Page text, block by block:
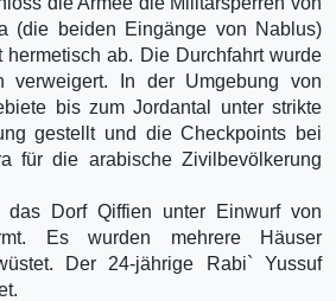
(die beiden Eingänge von Nablus)
ab. Die Durchfahrt wurde
verweigert. In der Umgebung von
bis zum Jordantal unter strikte
gestellt und die Checkpoints bei
für die arabische Zivilbevölkerung
das Dorf Qiffien unter Einwurf von
Es wurden mehrere Häuser
Der 24-jährige Rabi` Yussuf